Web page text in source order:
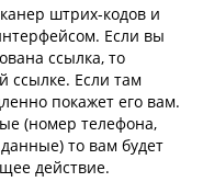
штрих-кодов и
Если вы
ссылка, то
ссылке. Если там
покажет его вам.
(номер телефона,
то вам будет
действие.